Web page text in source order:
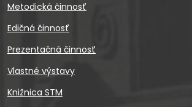
Metodická činnosť
Edičná činnosť
Prezentačná činnosť
Vlastné výstavy
Knižnica STM